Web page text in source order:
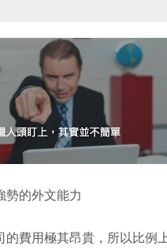
勢的外文能力
的費用極其昂貴，所以比例